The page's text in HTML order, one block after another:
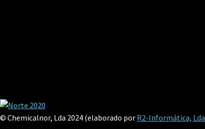
© Chemicalnor, Lda 2024 (elaborado por R2-Informática, Lda